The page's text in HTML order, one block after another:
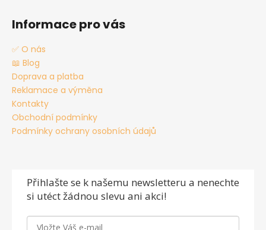
Informace pro vás
✅ O nás
📖 Blog
Doprava a platba
Reklamace a výměna
Kontakty
Obchodní podmínky
Podmínky ochrany osobních údajů
Přihlašte se k našemu newsletteru a nenechte
si utéct žádnou slevu ani akci!